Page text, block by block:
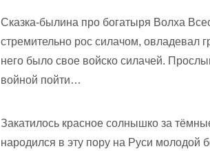
Сказка-былина про богатыря Волха
стремительно рос силачом, овладевал
него было свое войско силачей.
войной пойти…
Закатилось красное солнышко за
народился в эту пору на Руси молодой